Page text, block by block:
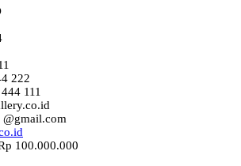
222
111
100.000.000